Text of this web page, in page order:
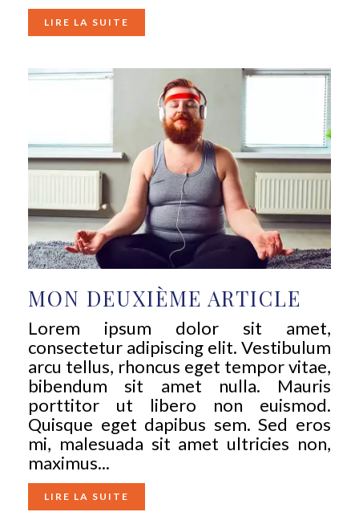
LIRE LA SUITE
MON DEUXIÈME ARTICLE
Lorem ipsum dolor sit amet,
consectetur adipiscing elit. Vestibulum
arcu tellus, rhoncus eget tempor vitae,
bibendum sit amet nulla. Mauris
porttitor ut libero non euismod.
Quisque eget dapibus sem. Sed eros
mi, malesuada sit amet ultricies non,
maximus...
LIRE LA SUITE